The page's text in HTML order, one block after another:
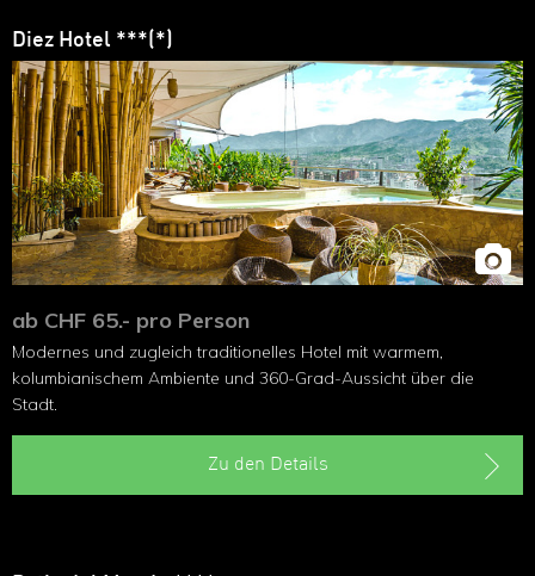
Diez Hotel ***(*)
ab CHF 65.- pro Person
Modernes und zugleich traditionelles Hotel mit warmem,
kolumbianischem Ambiente und 360-Grad-Aussicht über die
Stadt.
Zu den Details